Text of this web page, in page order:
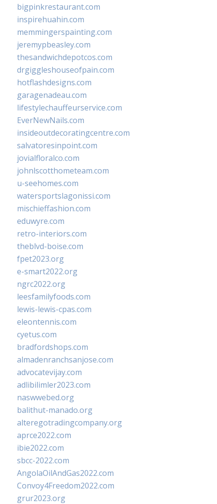
bigpinkrestaurant.com
inspirehuahin.com
memmingerspainting.com
jeremypbeasley.com
thesandwichdepotcos.com
drgiggleshouseofpain.com
hotflashdesigns.com
garagenadeau.com
lifestylechauffeurservice.com
EverNewNails.com
insideoutdecoratingcentre.com
salvatoresinpoint.com
jovialfloralco.com
johnlscotthometeam.com
u-seehomes.com
watersportslagonissi.com
mischieffashion.com
eduwyre.com
retro-interiors.com
theblvd-boise.com
fpet2023.org
e-smart2022.org
ngrc2022.org
leesfamilyfoods.com
lewis-lewis-cpas.com
eleontennis.com
cyetus.com
bradfordshops.com
almadenranchsanjose.com
advocatevijay.com
adlibilimler2023.com
naswwebed.org
balithut-manado.org
alteregotradingcompany.org
aprce2022.com
ibie2022.com
sbcc-2022.com
AngolaOilAndGas2022.com
Convoy4Freedom2022.com
grur2023.org